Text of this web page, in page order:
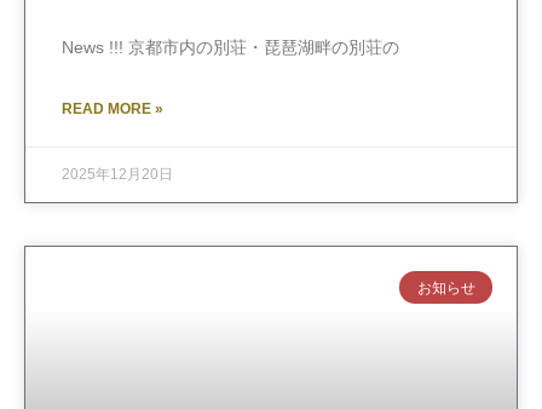
News !!! 京都市内の別荘・琵琶湖畔の別荘の
READ MORE »
2025年12月20日
お知らせ